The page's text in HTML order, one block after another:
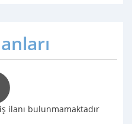
ilanı bulunmamaktadır